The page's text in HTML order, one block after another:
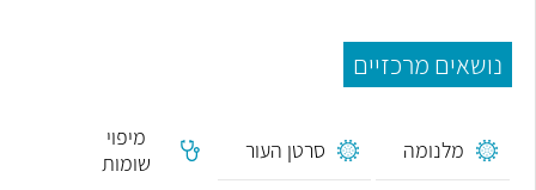
נושאים מרכזיים
מלנומה סרטן העור
מיפוי
שומות